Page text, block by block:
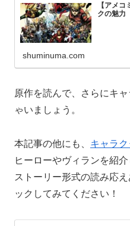
【アメ
クの魅力
shuminuma.com
原作を読んで、さらにキ
ゃいましょう。
本記事の他にも、 キャラ
ヒーローやヴィランを紹介
ストーリー形式の読み応
ックしてみてください！